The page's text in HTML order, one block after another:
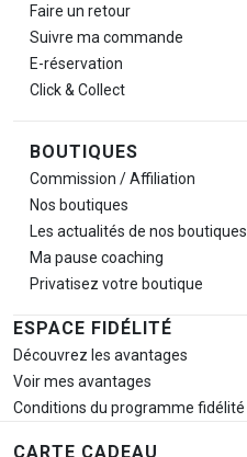
Faire un retour
Suivre ma commande
E-réservation
Click & Collect
BOUTIQUES
Commission / Affiliation
Nos boutiques
Les actualités de nos boutiques
Ma pause coaching
Privatisez votre boutique
ESPACE FIDÉLITÉ
Découvrez les avantages
Voir mes avantages
Conditions du programme fidélité
CARTE CADEAU